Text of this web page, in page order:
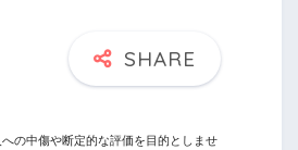
の中傷や断定的な評価を目的としませ